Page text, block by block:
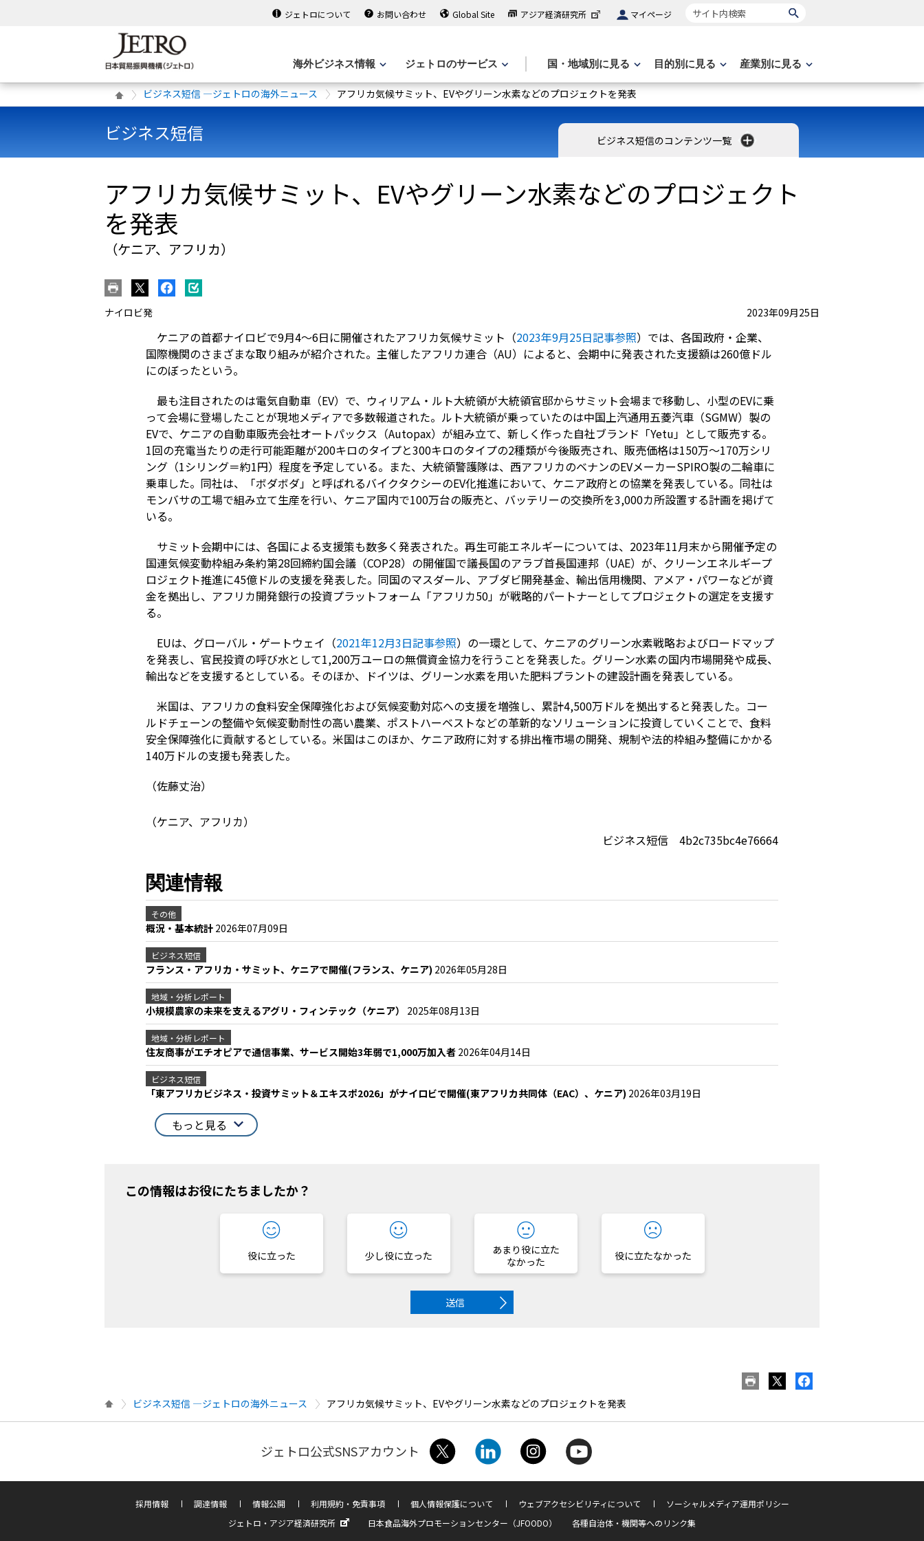
ジェトロについて お問い合わせ Global Site アジア経済研究所 マイページ サイト内検索
海外ビジネス情報 ジェトロのサービス 国・地域別に見る 目的別に見る 産業別に見る
ビジネス短信 ―ジェトロの海外ニュース アフリカ気候サミット、EVやグリーン水素などのプロジェクトを発表
ビジネス短信 ビジネス短信のコンテンツ一覧
アフリカ気候サミット、EVやグリーン水素などのプロジェクト
を発表
（ケニア、アフリカ）
ナイロビ発 2023年09月25日
ケニアの首都ナイロビで9月4～6日に開催されたアフリカ気候サミット（2023年9月25日記事参照）では、各国政府・企業、
国際機関のさまざまな取り組みが紹介された。主催したアフリカ連合（AU）によると、会期中に発表された支援額は260億ドル
にのぼったという。
最も注目されたのは電気自動車（EV）で、ウィリアム・ルト大統領が大統領官邸からサミット会場まで移動し、小型のEVに乗
って会場に登場したことが現地メディアで多数報道された。ルト大統領が乗っていたのは中国上汽通用五菱汽車（SGMW）製の
EVで、ケニアの自動車販売会社オートパックス（Autopax）が組み立て、新しく作った自社ブランド「Yetu」として販売する。
1回の充電当たりの走行可能距離が200キロのタイプと300キロのタイプの2種類が今後販売され、販売価格は150万～170万シリ
ング（1シリング＝約1円）程度を予定している。また、大統領警護隊は、西アフリカのベナンのEVメーカーSPIRO製の二輪車に
乗車した。同社は、「ボダボダ」と呼ばれるバイクタクシーのEV化推進において、ケニア政府との協業を発表している。同社は
モンバサの工場で組み立て生産を行い、ケニア国内で100万台の販売と、バッテリーの交換所を3,000カ所設置する計画を掲げて
いる。
サミット会期中には、各国による支援策も数多く発表された。再生可能エネルギーについては、2023年11月末から開催予定の
国連気候変動枠組み条約第28回締約国会議（COP28）の開催国で議長国のアラブ首長国連邦（UAE）が、クリーンエネルギープ
ロジェクト推進に45億ドルの支援を発表した。同国のマスダール、アブダビ開発基金、輸出信用機関、アメア・パワーなどが資
金を拠出し、アフリカ開発銀行の投資プラットフォーム「アフリカ50」が戦略的パートナーとしてプロジェクトの選定を支援す
る。
EUは、グローバル・ゲートウェイ（2021年12月3日記事参照）の一環として、ケニアのグリーン水素戦略およびロードマップ
を発表し、官民投資の呼び水として1,200万ユーロの無償資金協力を行うことを発表した。グリーン水素の国内市場開発や成長、
輸出などを支援するとしている。そのほか、ドイツは、グリーン水素を用いた肥料プラントの建設計画を発表している。
米国は、アフリカの食料安全保障強化および気候変動対応への支援を増強し、累計4,500万ドルを拠出すると発表した。コー
ルドチェーンの整備や気候変動耐性の高い農業、ポストハーベストなどの革新的なソリューションに投資していくことで、食料
安全保障強化に貢献するとしている。米国はこのほか、ケニア政府に対する排出権市場の開発、規制や法的枠組み整備にかかる
140万ドルの支援も発表した。
（佐藤丈治）
（ケニア、アフリカ）
ビジネス短信 4b2c735bc4e76664
関連情報
その他
概況・基本統計 2026年07月09日
ビジネス短信
フランス・アフリカ・サミット、ケニアで開催(フランス、ケニア) 2026年05月28日
地域・分析レポート
小規模農家の未来を支えるアグリ・フィンテック（ケニア） 2025年08月13日
地域・分析レポート
住友商事がエチオピアで通信事業、サービス開始3年弱で1,000万加入者 2026年04月14日
ビジネス短信
「東アフリカビジネス・投資サミット＆エキスポ2026」がナイロビで開催(東アフリカ共同体（EAC）、ケニア) 2026年03月19日
もっと見る
この情報はお役にたちましたか？
役に立った 少し役に立った
あまり役に立た
なかった
役に立たなかった
送信
ビジネス短信 ―ジェトロの海外ニュース アフリカ気候サミット、EVやグリーン水素などのプロジェクトを発表
ジェトロ公式SNSアカウント
採用情報 調達情報 情報公開 利用規約・免責事項 個人情報保護について ウェブアクセシビリティについて
ソーシャルメディア運用ポリシー
ジェトロ・アジア経済研究所
日本食品海外プロモーションセンター（JFOODO） 各種自治体・機関等へのリンク集